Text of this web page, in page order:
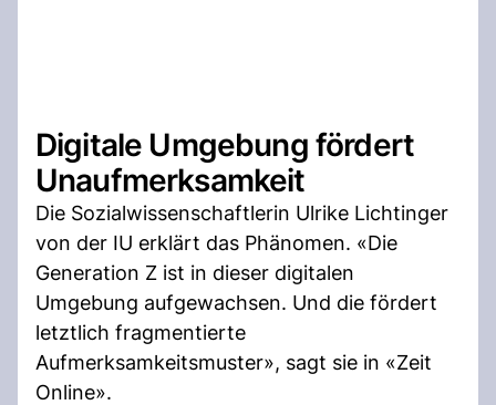
Digitale Umgebung fördert
Unaufmerksamkeit
Die Sozialwissenschaftlerin Ulrike Lichtinger
von der IU erklärt das Phänomen. «Die
Generation Z ist in dieser digitalen
Umgebung aufgewachsen. Und die fördert
letztlich fragmentierte
Aufmerksamkeitsmuster», sagt sie in «Zeit
Online».